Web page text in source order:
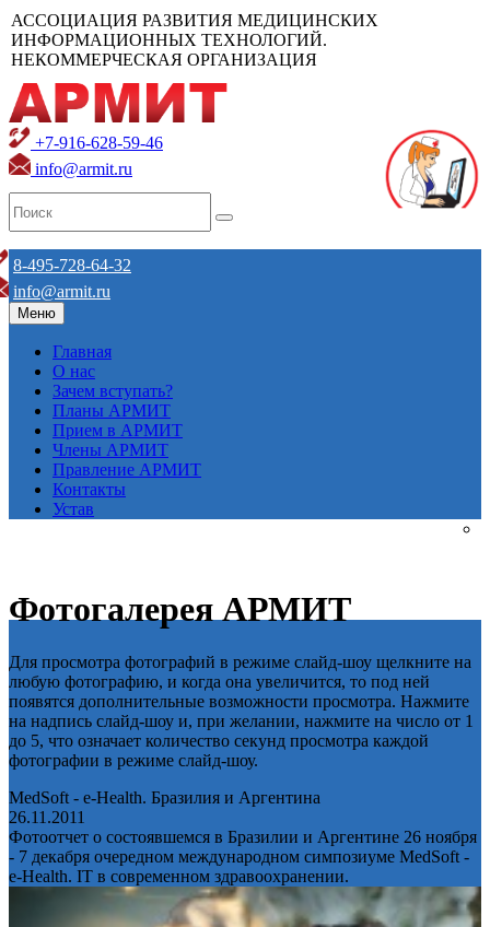
АССОЦИАЦИЯ РАЗВИТИЯ МЕДИЦИНСКИХ
ИНФОРМАЦИОННЫХ ТЕХНОЛОГИЙ.
НЕКОММЕРЧЕСКАЯ ОРГАНИЗАЦИЯ
+7-916-628-59-46
info@armit.ru
8-495-728-64-32
info@armit.ru
Меню
Главная
О нас
Зачем вступать?
Планы АРМИТ
Прием в АРМИТ
Члены АРМИТ
Правление АРМИТ
Контакты
Устав
Фотогалерея АРМИТ
Для просмотра фотографий в режиме слайд-шоу щелкните на
любую фотографию, и когда она увеличится, то под ней
появятся дополнительные возможности просмотра. Нажмите
на надпись слайд-шоу и, при желании, нажмите на число от 1
до 5, что означает количество секунд просмотра каждой
фотографии в режиме слайд-шоу.
MedSoft - e-Health. Бразилия и Аргентина
26.11.2011
Фотоотчет о состоявшемся в Бразилии и Аргентине 26 ноября
- 7 декабря очередном международном симпозиуме MedSoft -
e-Health. IT в современном здравоохранении.